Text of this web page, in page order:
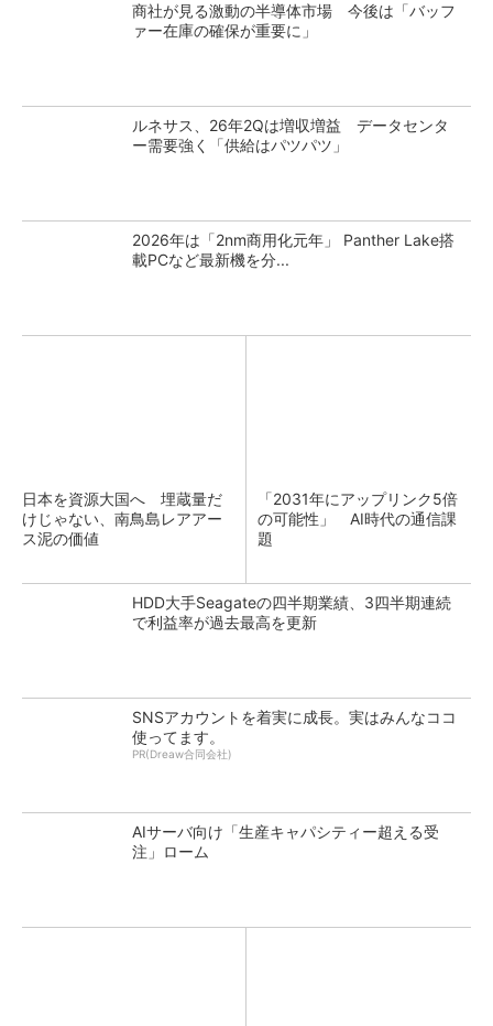
商社が見る激動の半導体市場 今後は「バッフ
ァー在庫の確保が重要に」
ルネサス、26年2Qは増収増益 データセンタ
ー需要強く「供給はパツパツ」
2026年は「2nm商用化元年」 Panther Lake搭
載PCなど最新機を分...
日本を資源大国へ 埋蔵量だ
けじゃない、南鳥島レアアー
ス泥の価値
「2031年にアップリンク5倍
の可能性」 AI時代の通信課
題
HDD大手Seagateの四半期業績、3四半期連続
で利益率が過去最高を更新
SNSアカウントを着実に成長。実はみんなココ
使ってます。
PR(Dreaw合同会社)
AIサーバ向け「生産キャパシティー超える受
注」ローム